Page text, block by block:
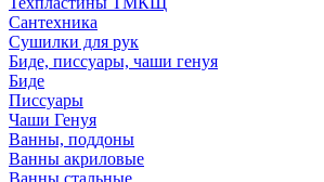
Сантехника
Сушилки для рук
Биде, писсуары, чаши генуя
Биде
Писсуары
Чаши Генуя
Ванны, поддоны
Ванны акриловые
Ванны стальные